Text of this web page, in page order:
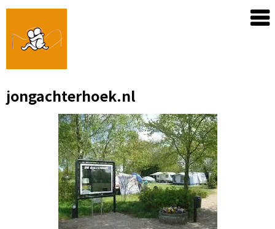
Skip
content
jongachterhoek.nl